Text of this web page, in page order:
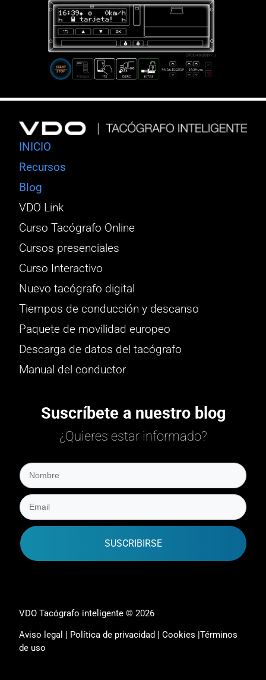
INICIO
Recursos
Blog
VDO Link
Curso Tacógrafo Online
Cursos presenciales
Curso Interactivo
Nuevo tacógrafo digital
Tiempos de conducción y descanso
Paquete de movilidad europeo
Descarga de datos del tacógrafo
Manual del conductor
Suscríbete a nuestro blog
¿Quieres estar informado?
SUSCRIBIRSE
VDO Tacógrafo inteligente © 2026
Aviso legal Política de privacidad |Cookies |Términos
de uso